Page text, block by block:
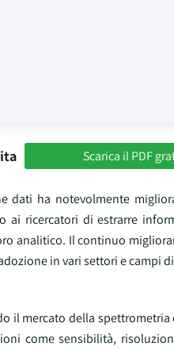
Scarica il PDF
ha notevolmente
ricercatori di estrarre
analitico. Il continuo
in vari settori e campi
il mercato della
come sensibilità,